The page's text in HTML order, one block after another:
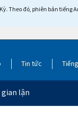
Theo đó, phiên bản
Tin tức
gian lận